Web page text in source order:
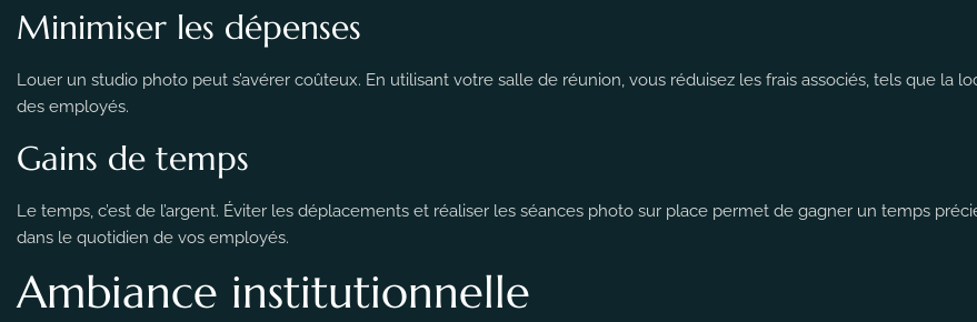
Minimiser les dépenses
Louer un studio photo peut s’avérer coûteux. En utilisant votre salle de réunion, vous réduisez les frais associés, tels que la
des employés.
Gains de temps
Le temps, c’est de l’argent. Éviter les déplacements et réaliser les séances photo sur place permet de gagner un temps
dans le quotidien de vos employés.
Ambiance institutionnelle